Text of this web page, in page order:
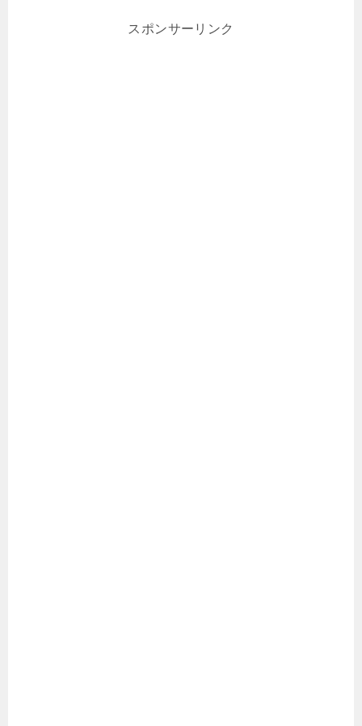
スポンサーリンク